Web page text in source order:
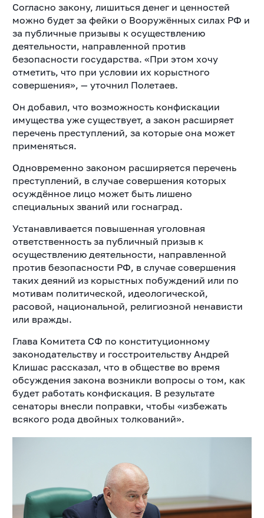
Согласно закону, лишиться денег и ценностей
можно будет за фейки о Вооружённых силах РФ и
за публичные призывы к осуществлению
деятельности, направленной против
безопасности государства. «При этом хочу
отметить, что при условии их корыстного
совершения», — уточнил Полетаев.
Он добавил, что возможность конфискации
имущества уже существует, а закон расширяет
перечень преступлений, за которые она может
применяться.
Одновременно законом расширяется перечень
преступлений, в случае совершения которых
осуждённое лицо может быть лишено
специальных званий или госнаград.
Устанавливается повышенная уголовная
ответственность за публичный призыв к
осуществлению деятельности, направленной
против безопасности РФ, в случае совершения
таких деяний из корыстных побуждений или по
мотивам политической, идеологической,
расовой, национальной, религиозной ненависти
или вражды.
Глава Комитета СФ по конституционному
законодательству и госстроительству Андрей
Клишас рассказал, что в обществе во время
обсуждения закона возникли вопросы о том, как
будет работать конфискация. В результате
сенаторы внесли поправки, чтобы «избежать
всякого рода двойных толкований».